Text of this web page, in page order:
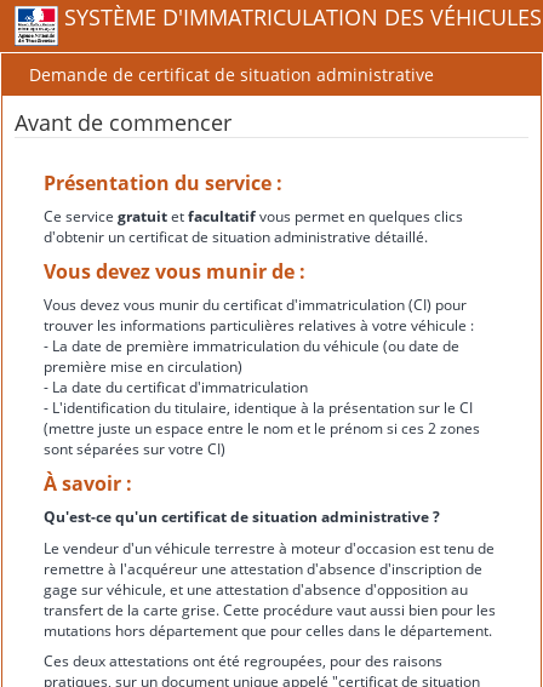
SYSTÈME D'IMMATRICULATION DES VÉHICULES
Demande de certificat de situation administrative
Avant de commencer
Présentation du service :
Ce service gratuitetfacultatifvous permet en quelques clics
d'obtenir un certificat de situation administrative détaillé.
Vous devez vous munir de :
Vous devez vous munir du certificat d'immatriculation (CI) pour
trouver les informations particulières relatives à votre véhicule :
- La date de première immatriculation du véhicule (ou date de
première mise en circulation)
- La date du certificat d'immatriculation
- L'identification du titulaire, identique à la présentation sur le CI
(mettre juste un espace entre le nom et le prénom si ces 2 zones
sont séparées sur votre CI)
À savoir :
Qu'est-ce qu'un certificat de situation administrative ?
Le vendeur d'un véhicule terrestre à moteur d'occasion est tenu de
remettre à l'acquéreur une attestation d'absence d'inscription de
gage sur véhicule, et une attestation d'absence d'opposition au
transfert de la carte grise. Cette procédure vaut aussi bien pour les
mutations hors département que pour celles dans le département.
Ces deux attestations ont été regroupées, pour des raisons
pratiques, sur un document unique appelé "certificat de situation